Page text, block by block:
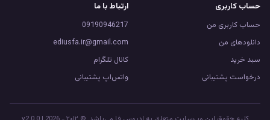
حساب کاربری
حساب کاربری من
دانلود‌های من
سبد خرید
درخواست پشتیبانی
ارتباط با ما
09190946217
ediusfa.ir@gmail.com
کانال تلگرام
واتس‌اپ پشتیبانی